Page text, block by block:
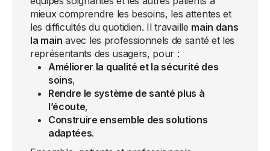
mieux comprendre les besoins, les attentes et
les difficultés du quotidien. Il travaille main dans
la main avec les professionnels de santé et les
représentants des usagers, pour :
Améliorer la qualité et la sécurité des
soins,
Rendre le système de santé plus à
l’écoute,
Construire ensemble des solutions
adaptées.